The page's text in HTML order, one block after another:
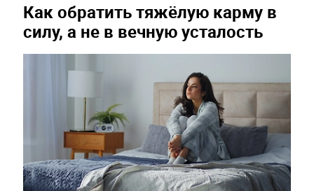
Как обратить тяжёлую карму в
силу, а не в вечную усталость